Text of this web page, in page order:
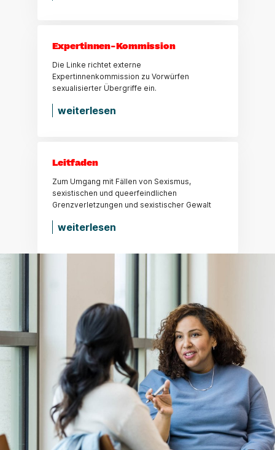
Expertinnen-Kommission
Die Linke richtet externe
Expertinnenkommission zu Vorwürfen
sexualisierter Übergriffe ein.
weiterlesen
Leitfaden
Zum Umgang mit Fällen von Sexismus,
sexistischen und queerfeindlichen
Grenzverletzungen und sexistischer Gewalt
weiterlesen